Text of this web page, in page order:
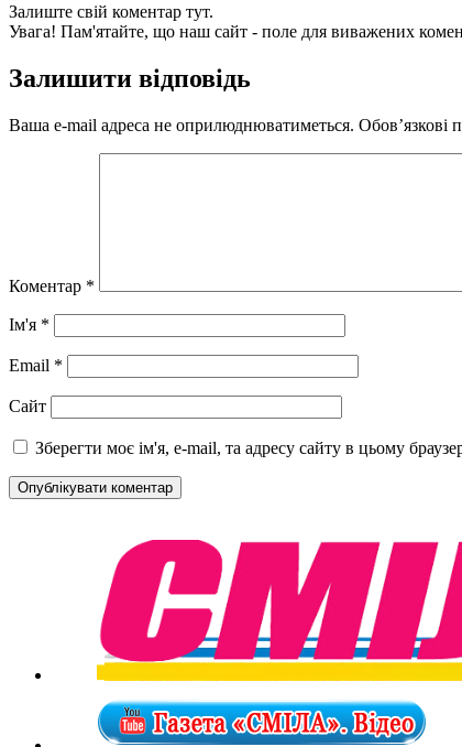
Залиште свій коментар тут.
Увага! Пам'ятайте, що наш сайт - поле для виважених
Залишити відповідь
Ваша e-mail адреса не оприлюднюватиметься. Обов’язкові
Коментар *
Ім'я *
Email *
Сайт
Зберегти моє ім'я, e-mail, та адресу сайту в цьому